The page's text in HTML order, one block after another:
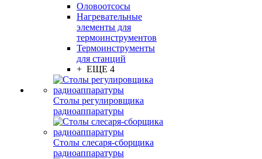
Оловоотсосы
Нагревательные
элементы для
термоинструментов
Термоинструменты
для станций
+ ЕЩЕ 4
Столы регулировщика
радиоаппаратуры
Столы слесаря-сборщика
радиоаппаратуры